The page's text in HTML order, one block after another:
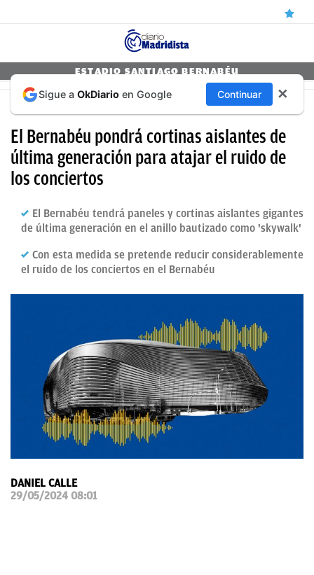
NOTICIAS
MADRID
BALONCESTO
FICHAJES
DIRECTO
ESTADIO SANTIAGO BERNABÉU
REAL MADRID
El Bernabéu pondrá cortinas aislantes de
última generación para atajar el ruido de
los conciertos
El Bernabéu tendrá paneles y cortinas aislantes gigantes
de última generación en el anillo bautizado como 'skywalk'
Con esta medida se pretende reducir considerablemente
el ruido de los conciertos en el Bernabéu
DANIEL CALLE
29/05/2024 08:01
Sigue a OkDiario en Google Continuar ✕